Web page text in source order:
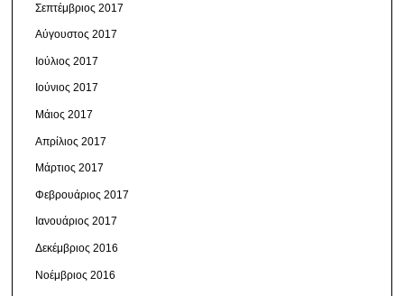
Σεπτέμβριος 2017
Αύγουστος 2017
Ιούλιος 2017
Ιούνιος 2017
Μάιος 2017
Απρίλιος 2017
Μάρτιος 2017
Φεβρουάριος 2017
Ιανουάριος 2017
Δεκέμβριος 2016
Νοέμβριος 2016